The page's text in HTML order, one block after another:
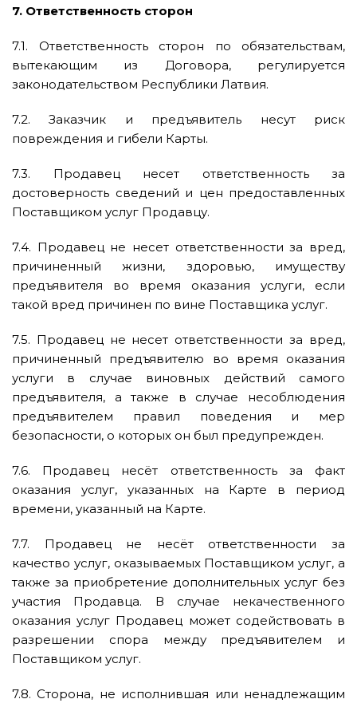
7. Ответственность сторон
7.1. Ответственность сторон по обязательствам,
вытекающим из Договора, регулируется
законодательством Республики Латвия.
7.2. Заказчик и предъявитель несут риск
повреждения и гибели Карты.
7.3. Продавец несет ответственность за
достоверность сведений и цен предоставленных
Поставщиком услуг Продавцу.
7.4. Продавец не несет ответственности за вред,
причиненный жизни, здоровью, имуществу
предъявителя во время оказания услуги, если
такой вред причинен по вине Поставщика услуг.
7.5. Продавец не несет ответственности за вред,
причиненный предъявителю во время оказания
услуги в случае виновных действий самого
предъявителя, а также в случае несоблюдения
предъявителем правил поведения и мер
безопасности, о которых он был предупрежден.
7.6. Продавец несёт ответственность за факт
оказания услуг, указанных на Карте в период
времени, указанный на Карте.
7.7. Продавец не несёт ответственности за
качество услуг, оказываемых Поставщиком услуг, а
также за приобретение дополнительных услуг без
участия Продавца. В случае некачественного
оказания услуг Продавец может содействовать в
разрешении спора между предъявителем и
Поставщиком услуг.
7.8. Сторона, не исполнившая или ненадлежащим